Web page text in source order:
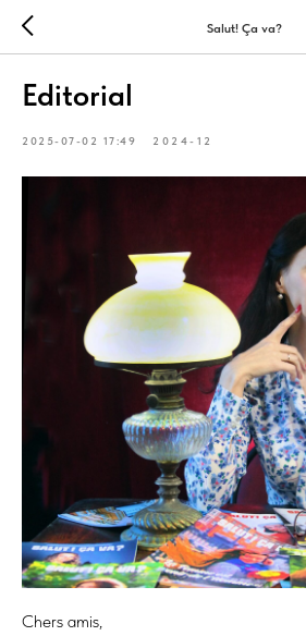
Salut! Ça va?
Editorial
2025-07-02 17:49 2024-12
Chers amis,